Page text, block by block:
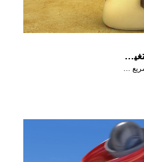
يظهر غيزمة قدرته على التغيير السريع وتحوّل إلى راعي.
يظهر غيزمة قدرته على التغيير السريع وتحوّل إلى راعي.